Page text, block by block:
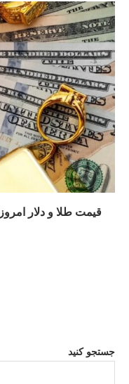
قیمت طلا و دلار
جستجو کنید